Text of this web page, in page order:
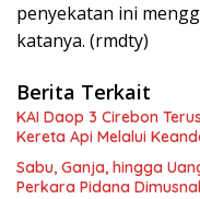
penyekatan ini
katanya. (rmdty)
Berita Terkait
KAI Daop 3 Cirebon
Kereta Api Melalui
Sabu, Ganja, hingga
Perkara Pidana